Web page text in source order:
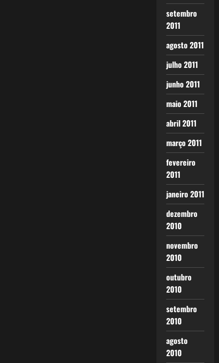
setembro
2011
agosto 2011
julho 2011
junho 2011
maio 2011
abril 2011
março 2011
fevereiro
2011
janeiro 2011
dezembro
2010
novembro
2010
outubro
2010
setembro
2010
agosto
2010